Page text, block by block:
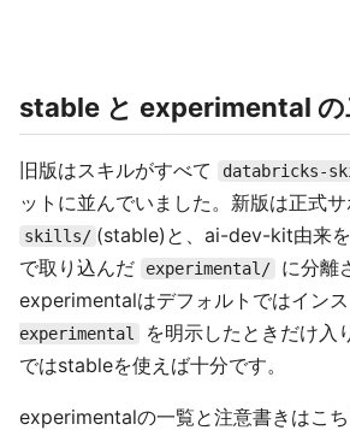
stable と experimental の
旧版はスキルがすべて databricks-
ットに並んでいました。新版は正式
skills/ (stable)と、ai-dev-kit由来を
で取り込んだ
experimental/
に分離
experimentalはデフォルトではインス
experimental
を明示したときだけ入
ではstableを使えば十分です。
experimentalの一覧と注意書きはこ